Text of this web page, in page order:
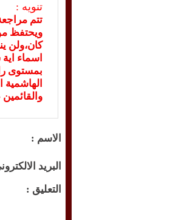
تنويه :
تتم
ويحتفظ
كان،ولن
اسماء
بمستوى
والقائمين
الاسم :
البريد
التعليق :